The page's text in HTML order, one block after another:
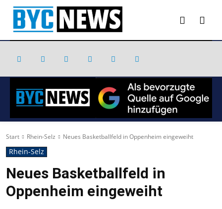
Start Rhein-Selz Neues Basketballfeld in Oppenheim eingeweiht
Rhein-Selz
Neues Basketballfeld in
Oppenheim eingeweiht